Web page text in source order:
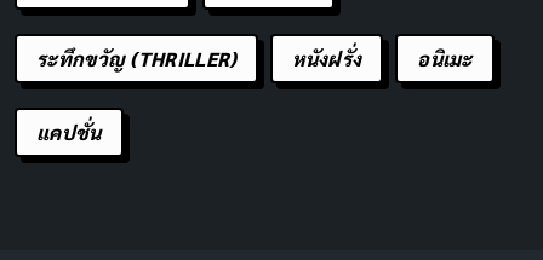
ระทึกขวัญ (THRILLER) หนังฝรั่ง อนิเมะ
แคปชั่น